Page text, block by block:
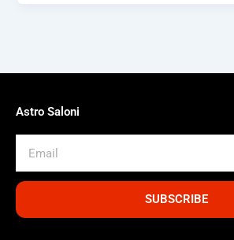
Astro Saloni
SUBSCRIBE